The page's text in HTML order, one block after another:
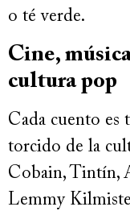
o té verde.
Cine,
cultura pop
Cada cuento es
torcido de la
Cobain, Tintín,
Lemmy